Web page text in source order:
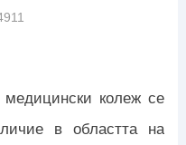
колеж се
в областта на